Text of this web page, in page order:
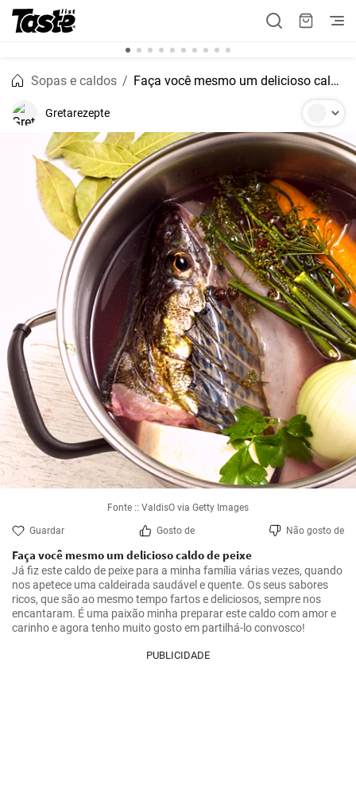
Sopas e caldos Faça você mesmo um delicioso caldo de peixe
Gretarezepte
Fonte :: ValdisO via Getty Images
Guardar Gosto de Não gosto de
Faça você mesmo um delicioso caldo de peixe
Já fiz este caldo de peixe para a minha família várias vezes, quando
nos apetece uma caldeirada saudável e quente. Os seus sabores
ricos, que são ao mesmo tempo fartos e deliciosos, sempre nos
encantaram. É uma paixão minha preparar este caldo com amor e
carinho e agora tenho muito gosto em partilhá-lo convosco!
PUBLICIDADE